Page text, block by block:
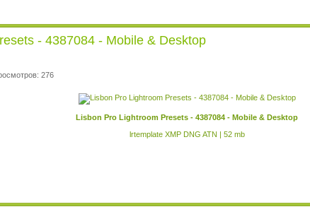
- 4387084 - Mobile & Desktop
276
Lisbon Pro Lightroom Presets - 4387084 - Mobile & Desktop
lrtemplate XMP DNG ATN | 52 mb